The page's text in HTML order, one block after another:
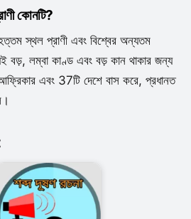
কোনটি?
স্থল প্রাণী এবং বিশ্বের অন্যতম
বড়, লম্বা কাণ্ড এবং বড় কান থাকার জন্য
এবং 37টি দেশে বাস করে, প্রধানত